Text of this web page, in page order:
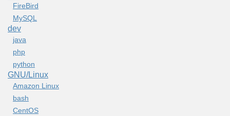
FireBird
MySQL
dev
java
php
python
GNU/Linux
Amazon Linux
bash
CentOS